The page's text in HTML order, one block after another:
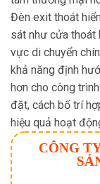
Đèn exit thoát
sát như cửa thoát
vực di chuyển
khả năng định
hơn cho công
đặt, cách bố trí
hiệu quả hoạt
CÔNG